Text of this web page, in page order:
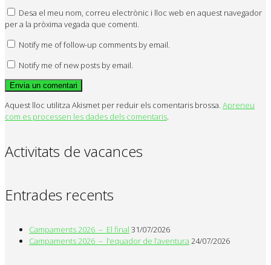
Desa el meu nom, correu electrònic i lloc web en aquest navegador
per a la pròxima vegada que comenti.
Notify me of follow-up comments by email.
Notify me of new posts by email.
Aquest lloc utilitza Akismet per reduir els comentaris brossa. Apreneu
com es processen les dades dels comentaris.
Activitats de vacances
Entrades recents
Campaments 2026 – El final 31/07/2026
Campaments 2026 – l’equador de l’aventura 24/07/2026